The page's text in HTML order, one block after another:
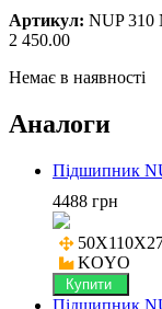
Артикул: NUP 310
2 450.00
Немає в наявності
Аналоги
Підшипник
4488 грн

KOYO
Купити
Підшипник